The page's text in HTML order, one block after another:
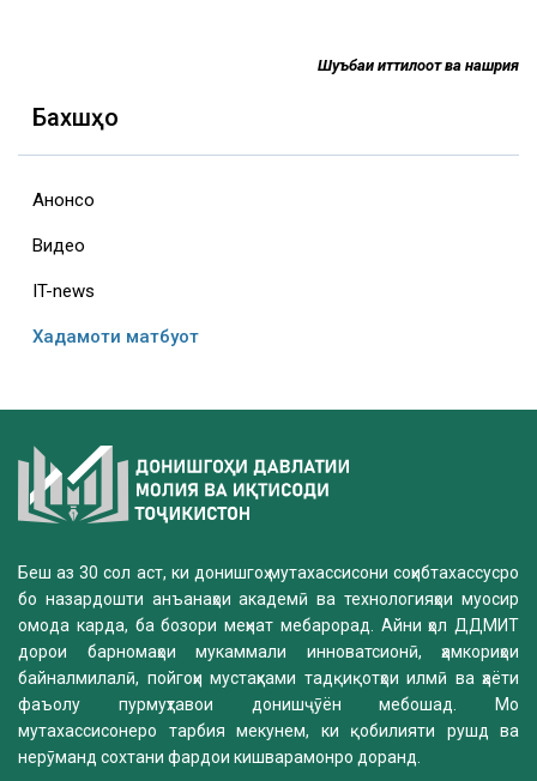
Шуъбаи иттилоот ва нашрия
Бахшҳо
Анонсҳо
Видео
IT-news
Хадамоти матбуот
Беш аз 30 сол аст, ки донишгоҳ мутахассисони соҳибтахассусро
бо назардошти анъанаҳои академӣ ва технологияҳои муосир
омода карда, ба бозори меҳнат мебарорад. Айни ҳол ДДМИТ
дорои барномаҳои мукаммали инноватсионӣ, ҳамкориҳои
байналмилалӣ, пойгоҳи мустаҳками тадқиқотҳои илмӣ ва ҳаёти
фаъолу пурмуҳтавои донишҷӯён мебошад. Мо
мутахассисонеро тарбия мекунем, ки қобилияти рушд ва
нерӯманд сохтани фардои кишварамонро доранд.